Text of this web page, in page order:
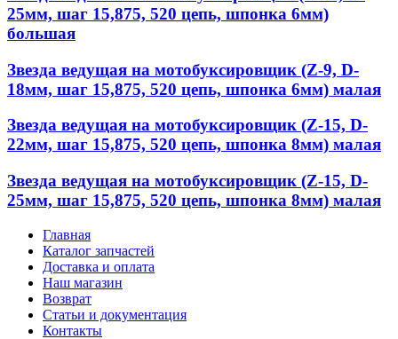
25мм, шаг 15,875, 520 цепь, шпонка 6мм)
большая
Звезда ведущая на мотобуксировщик (Z-9, D-
18мм, шаг 15,875, 520 цепь, шпонка 6мм) малая
Звезда ведущая на мотобуксировщик (Z-15, D-
22мм, шаг 15,875, 520 цепь, шпонка 8мм) малая
Звезда ведущая на мотобуксировщик (Z-15, D-
25мм, шаг 15,875, 520 цепь, шпонка 8мм) малая
Главная
Каталог запчастей
Доставка и оплата
Наш магазин
Возврат
Статьи и документация
Контакты